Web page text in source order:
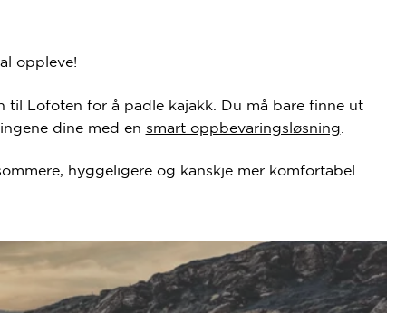
oppleve!
til Lofoten for å padle kajakk. Du må bare finne ut
dine med en smart oppbevaringsløsning
hyggeligere og kanskje mer komfortabel.